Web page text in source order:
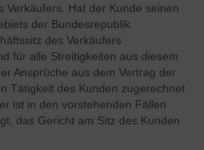
Verkäufers. Hat der Kunde seinen
der Bundesrepublik
des Verkäufers
für alle Streitigkeiten aus diesem
Ansprüche aus dem Vertrag der
Tätigkeit des Kunden zugerechnet
ist in den vorstehenden Fällen
das Gericht am Sitz des Kunden